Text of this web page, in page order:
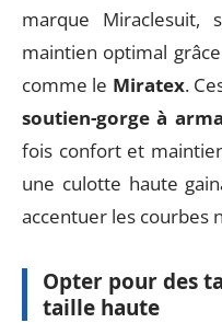
marque
maintien optimal
comme le Miratex.
soutien-gorge à
fois confort et
une culotte haute
accentuer les courbes
Opter pour des
taille haute